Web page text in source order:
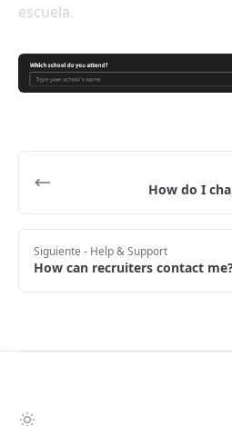
escuela.
How do I
Siguiente - Help & Support
How can recruiters contact